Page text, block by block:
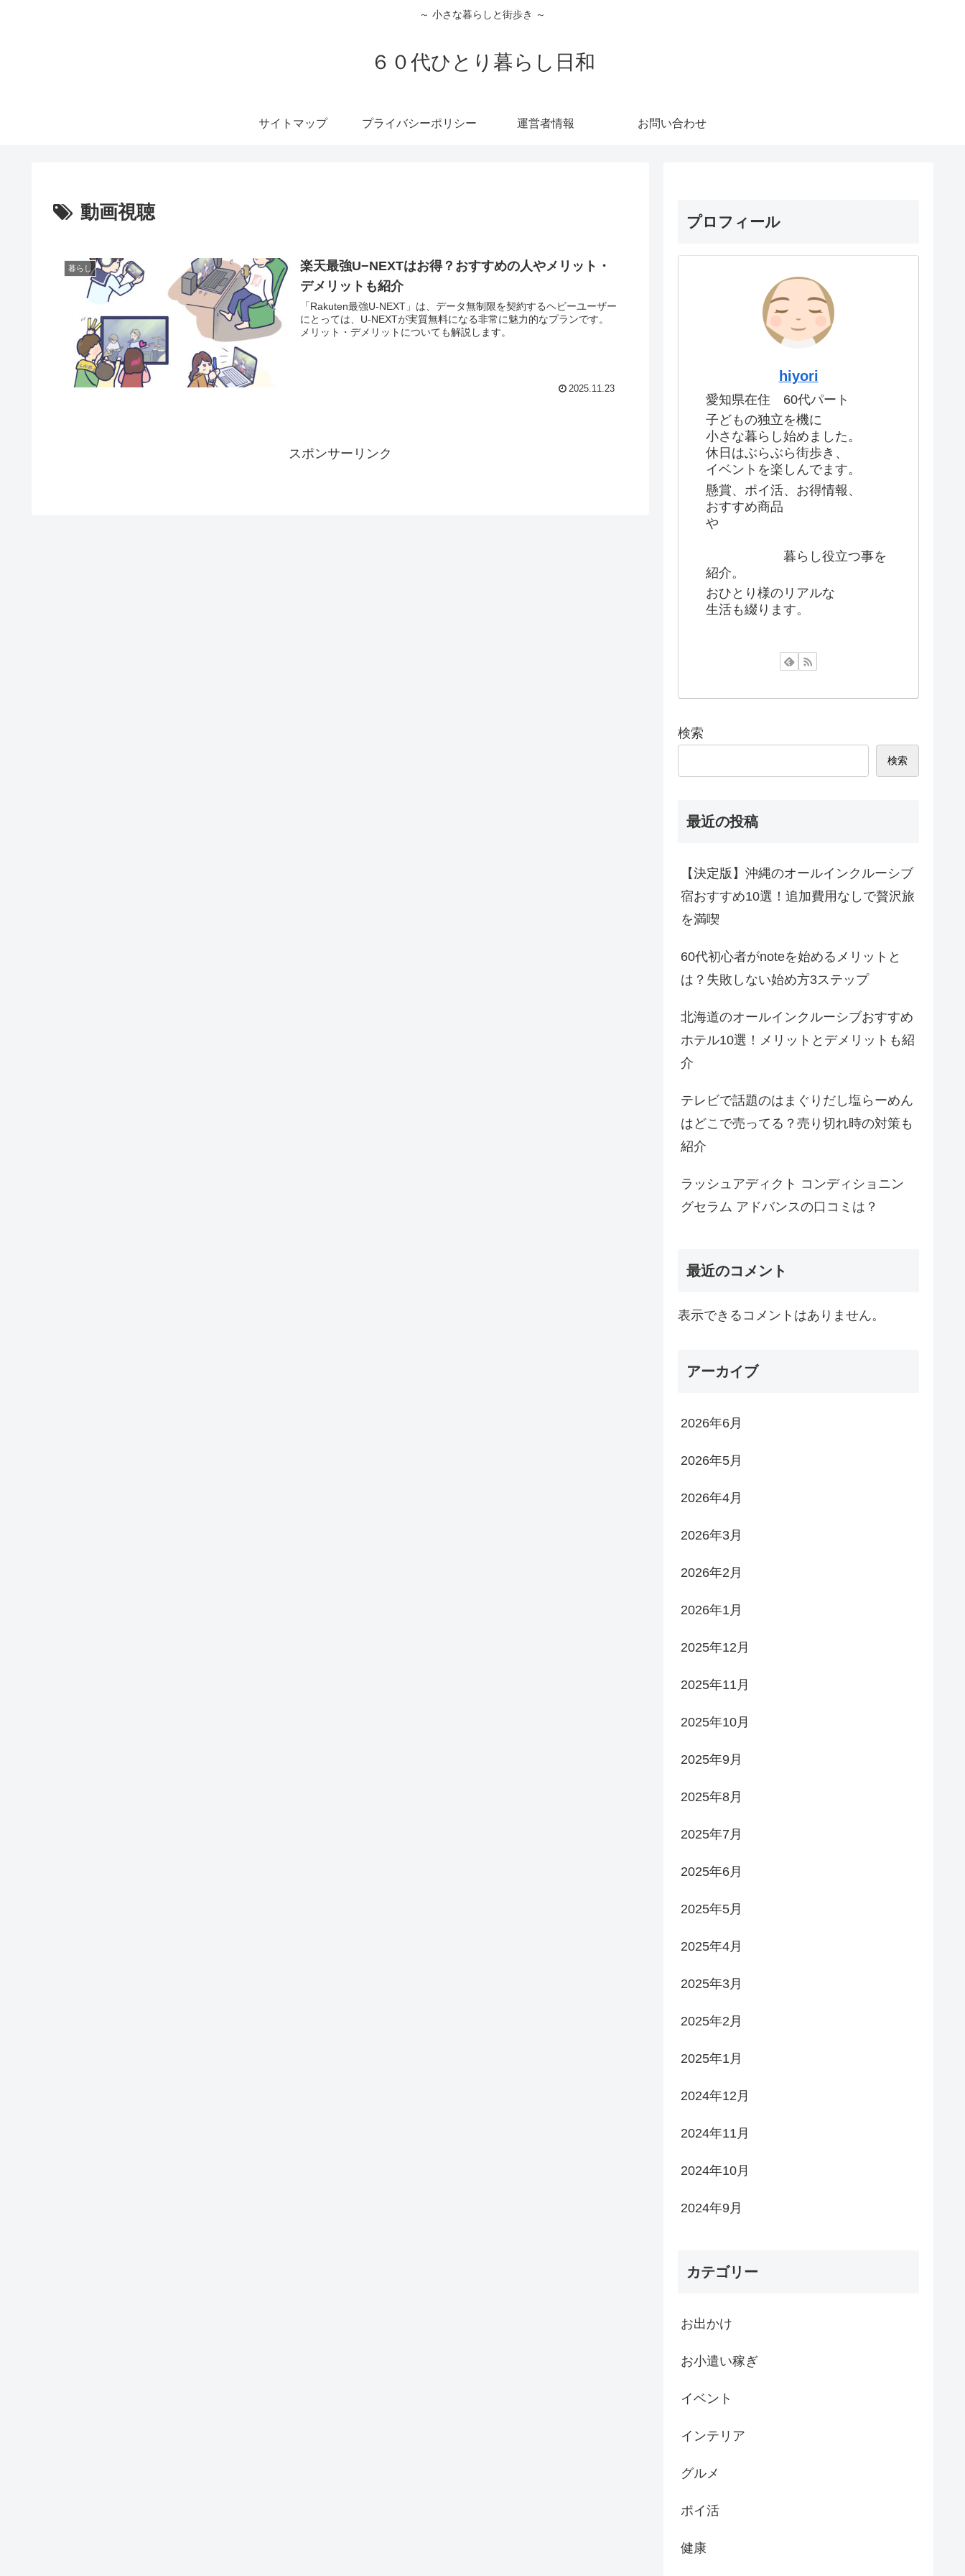
～ 小さな暮らしと街歩き ～
６０代ひとり暮らし日和
サイトマップ プライバシーポリシー 運営者情報 お問い合わせ
動画視聴
暮らし
楽天最強U−NEXTはお得？おすすめの人やメリット・
デメリットも紹介
「Rakuten最強U-NEXT」は、データ無制限を契約するヘビーユーザー
にとっては、U-NEXTが実質無料になる非常に魅力的なプランです。
メリット・デメリットについても解説します。
2025.11.23
スポンサーリンク
プロフィール
hiyori
愛知県在住 60代パート
子どもの独立を機に
小さな暮らし始めました。
休日はぶらぶら街歩き、
イベントを楽しんでます。
懸賞、ポイ活、お得情報、
おすすめ商品
や
暮らし役立つ事を
紹介。
おひとり様のリアルな
生活も綴ります。
検索
検索
最近の投稿
【決定版】沖縄のオールインクルーシブ
宿おすすめ10選！追加費用なしで贅沢旅
を満喫
60代初心者がnoteを始めるメリットと
は？失敗しない始め方3ステップ
北海道のオールインクルーシブおすすめ
ホテル10選！メリットとデメリットも紹
介
テレビで話題のはまぐりだし塩らーめん
はどこで売ってる？売り切れ時の対策も
紹介
ラッシュアディクト コンディショニン
グセラム アドバンスの口コミは？
最近のコメント
表示できるコメントはありません。
アーカイブ
2026年6月
2026年5月
2026年4月
2026年3月
2026年2月
2026年1月
2025年12月
2025年11月
2025年10月
2025年9月
2025年8月
2025年7月
2025年6月
2025年5月
2025年4月
2025年3月
2025年2月
2025年1月
2024年12月
2024年11月
2024年10月
2024年9月
カテゴリー
お出かけ
お小遣い稼ぎ
イベント
インテリア
グルメ
ポイ活
健康